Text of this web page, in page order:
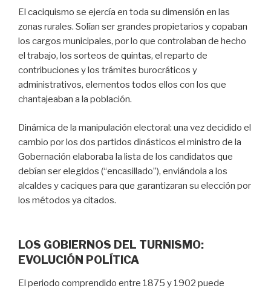
El caciquismo se ejercía en toda su dimensión en las
zonas rurales. Solían ser grandes propietarios y copaban
los cargos municipales, por lo que controlaban de hecho
el trabajo, los sorteos de quintas, el reparto de
contribuciones y los trámites burocráticos y
administrativos, elementos todos ellos con los que
chantajeaban a la población.
Dinámica de la manipulación electoral: una vez decidido el
cambio por los dos partidos dinásticos el ministro de la
Gobernación elaboraba la lista de los candidatos que
debían ser elegidos (“encasillado”), enviándola a los
alcaldes y caciques para que garantizaran su elección por
los métodos ya citados.
LOS GOBIERNOS DEL TURNISMO:
EVOLUCIÓN POLÍTICA
El periodo comprendido entre 1875 y 1902 puede